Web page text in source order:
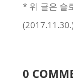
* 위 글은 슬
0